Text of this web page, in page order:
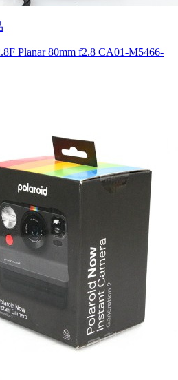
Planar 80mm f2.8 CA01-M5466-